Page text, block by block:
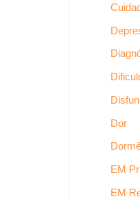
Dor
EM
EM